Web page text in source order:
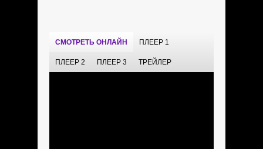
СМОТРЕТЬ ОНЛАЙН ПЛЕЕР 1
ПЛЕЕР 2 ПЛЕЕР 3 ТРЕЙЛЕР